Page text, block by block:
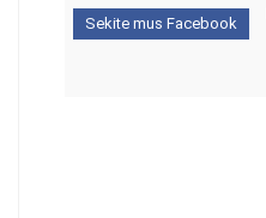
Sekite mus Facebook